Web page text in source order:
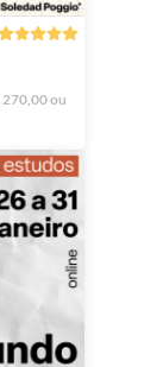
270,00 ou